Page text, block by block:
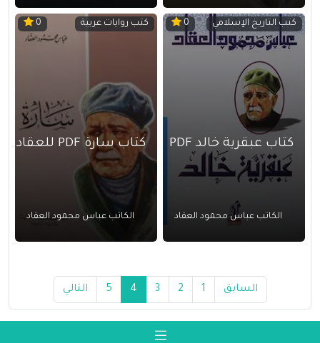
كتب التاريخ الإسلامي 0
كتاب عبقرية خالد PDF
الكاتب عباس محمود العقاد
كتب روايات عربية 0
كتاب سارة PDF للعقاد
الكاتب عباس محمود العقاد
السابق 1
2
3
4
5 التالي